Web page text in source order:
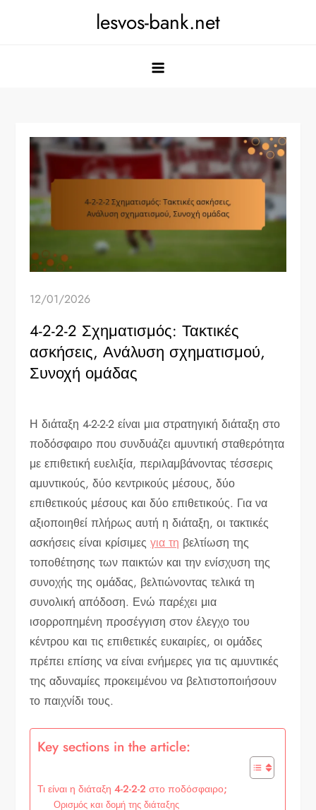
lesvos-bank.net
12/01/2026
4-2-2-2 Σχηματισμός: Τακτικές
ασκήσεις, Ανάλυση σχηματισμού,
Συνοχή ομάδας
Η διάταξη 4-2-2-2 είναι μια στρατηγική διάταξη στο
ποδόσφαιρο που συνδυάζει αμυντική σταθερότητα
με επιθετική ευελιξία, περιλαμβάνοντας τέσσερις
αμυντικούς, δύο κεντρικούς μέσους, δύο
επιθετικούς μέσους και δύο επιθετικούς. Για να
αξιοποιηθεί πλήρως αυτή η διάταξη, οι τακτικές
ασκήσεις είναι κρίσιμεςγια τη βελτίωση της
τοποθέτησης των παικτών και την ενίσχυση της
συνοχής της ομάδας, βελτιώνοντας τελικά τη
συνολική απόδοση. Ενώ παρέχει μια
ισορροπημένη προσέγγιση στον έλεγχο του
κέντρου και τις επιθετικές ευκαιρίες, οι ομάδες
πρέπει επίσης να είναι ενήμερες για τις αμυντικές
της αδυναμίες προκειμένου να βελτιστοποιήσουν
το παιχνίδι τους.
Key sections in the article:
Τι είναι η διάταξη 4-2-2-2 στο ποδόσφαιρο;
Ορισμός και δομή της διάταξης